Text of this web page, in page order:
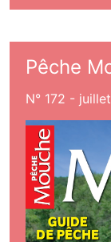
Pêche
N° 172 -